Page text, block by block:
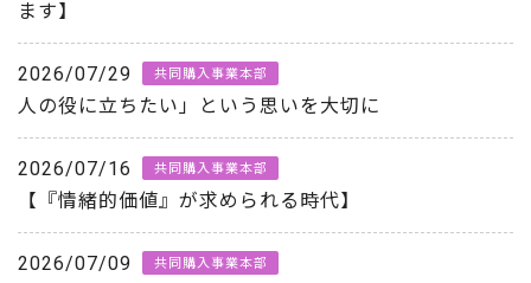
ます】
2026/07/29 共同購入事業本部
人の役に立ちたい」という思いを大切に
2026/07/16 共同購入事業本部
【『情緒的価値』が求められる時代】
2026/07/09 共同購入事業本部